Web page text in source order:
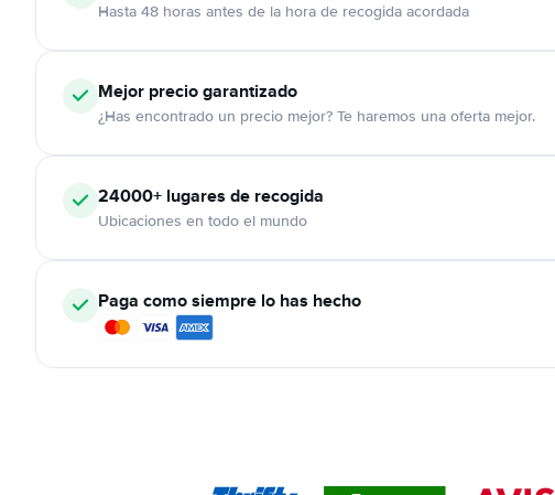
Hasta 48 horas antes de la hora de recogida acordada
Mejor precio garantizado
¿Has encontrado un precio mejor? Te haremos una oferta mejor.
24000+ lugares de recogida
Ubicaciones en todo el mundo
Paga como siempre lo has hecho